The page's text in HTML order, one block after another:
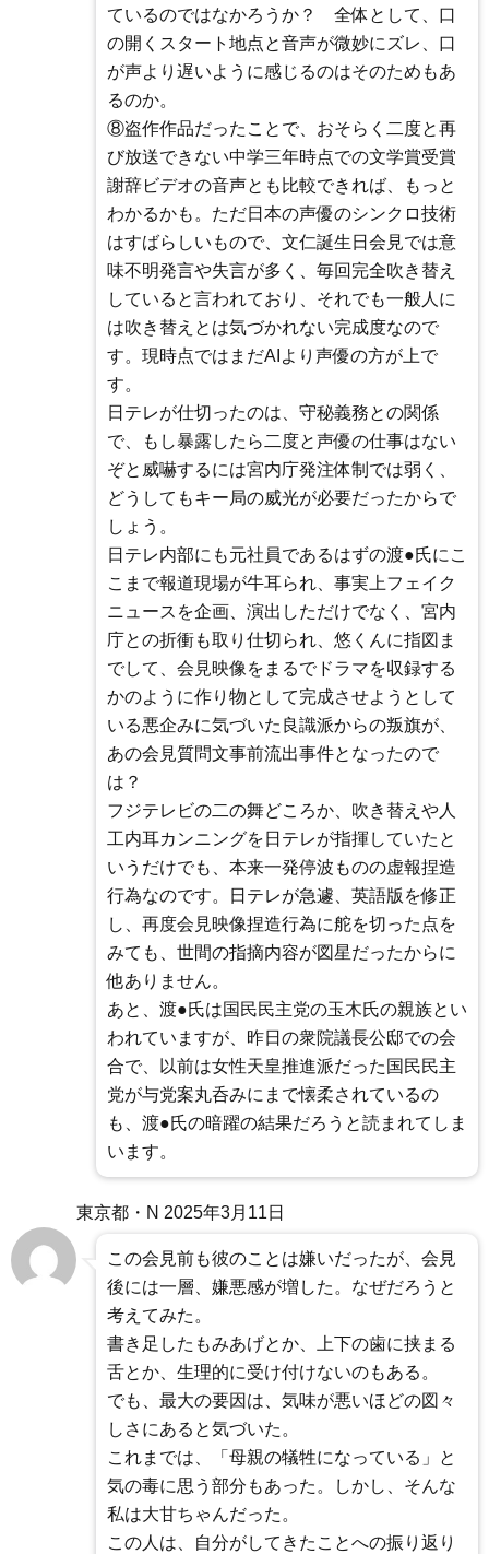
ているのではなかろうか？ 全体として、口
の開くスタート地点と音声が微妙にズレ、口
が声より遅いように感じるのはそのためもあ
るのか。
⑧盗作作品だったことで、おそらく二度と再
び放送できない中学三年時点での文学賞受賞
謝辞ビデオの音声とも比較できれば、もっと
わかるかも。ただ日本の声優のシンクロ技術
はすばらしいもので、文仁誕生日会見では意
味不明発言や失言が多く、毎回完全吹き替え
していると言われており、それでも一般人に
は吹き替えとは気づかれない完成度なので
す。現時点ではまだAIより声優の方が上で
す。
日テレが仕切ったのは、守秘義務との関係
で、もし暴露したら二度と声優の仕事はない
ぞと威嚇するには宮内庁発注体制では弱く、
どうしてもキー局の威光が必要だったからで
しょう。
日テレ内部にも元社員であるはずの渡●氏にこ
こまで報道現場が牛耳られ、事実上フェイク
ニュースを企画、演出しただけでなく、宮内
庁との折衝も取り仕切られ、悠くんに指図ま
でして、会見映像をまるでドラマを収録する
かのように作り物として完成させようとして
いる悪企みに気づいた良識派からの叛旗が、
あの会見質問文事前流出事件となったので
は？
フジテレビの二の舞どころか、吹き替えや人
工内耳カンニングを日テレが指揮していたと
いうだけでも、本来一発停波ものの虚報捏造
行為なのです。日テレが急遽、英語版を修正
し、再度会見映像捏造行為に舵を切った点を
みても、世間の指摘内容が図星だったからに
他ありません。
あと、渡●氏は国民民主党の玉木氏の親族とい
われていますが、昨日の衆院議長公邸での会
合で、以前は女性天皇推進派だった国民民主
党が与党案丸呑みにまで懐柔されているの
も、渡●氏の暗躍の結果だろうと読まれてしま
います。
東京都・N 2025年3月11日
この会見前も彼のことは嫌いだったが、会見
後には一層、嫌悪感が増した。なぜだろうと
考えてみた。
書き足したもみあげとか、上下の歯に挟まる
舌とか、生理的に受け付けないのもある。
でも、最大の要因は、気味が悪いほどの図々
しさにあると気づいた。
これまでは、「母親の犠牲になっている」と
気の毒に思う部分もあった。しかし、そんな
私は大甘ちゃんだった。
この人は、自分がしてきたことへの振り返り